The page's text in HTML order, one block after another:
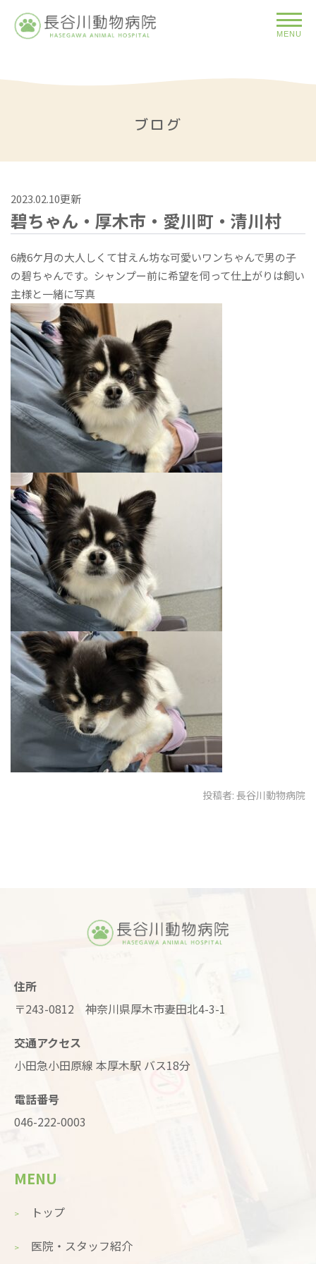
MENU
ブログ
2023.02.10更新
碧ちゃん・厚木市・愛川町・清川村
6歳6ケ月の大人しくて甘えん坊な可愛いワンちゃんで男の子
の碧ちゃんです。シャンプー前に希望を伺って仕上がりは飼い
主様と一緒に写真
投稿者: 長谷川動物病院
住所
〒243-0812 神奈川県厚木市妻田北4-3-1
交通アクセス
小田急小田原線 本厚木駅 バス18分
電話番号
046-222-0003
MENU
トップ
医院・スタッフ紹介